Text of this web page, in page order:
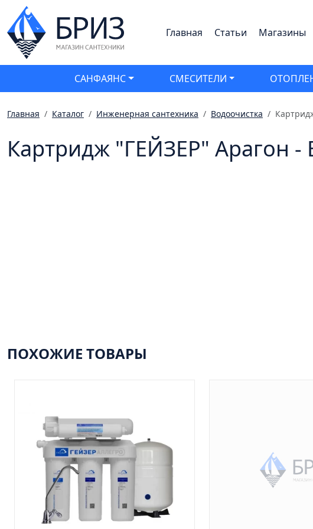
Главная Статьи Магазины
САНФАЯНС СМЕСИТЕЛИ
Главная Каталог Инженерная сантехника Водоочистка
Картридж "ГЕЙЗЕР" Арагон -
ПОХОЖИЕ ТОВАРЫ